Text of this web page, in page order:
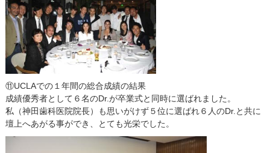
⑪UCLAでの１年間の総合成績の結果
成績優秀者として６名のDr.が卒業式と同時に選ばれました。
私（神田歯科医院院長）も思いがけず５位に選ばれ６人のDr.と共に
壇上へあがる事ができ、とても光栄でした。